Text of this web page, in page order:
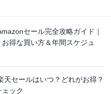
セール完全攻略ガイド｜
得な買い方＆年間スケジュ
天セールはいつ？どれがお得？
ック